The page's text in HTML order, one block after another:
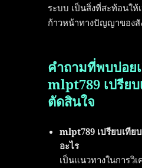
ระบบ เป็นสิ่งที่สะท้อนให้
ก้าวหน้าทางปัญญาของ
คำถามที่พบบ่อย
mlpt789 เปรีย
ตัดสินใจ
mlpt789 เปรียบเทีย
อะไร
เป็นแนวทางในการวิ